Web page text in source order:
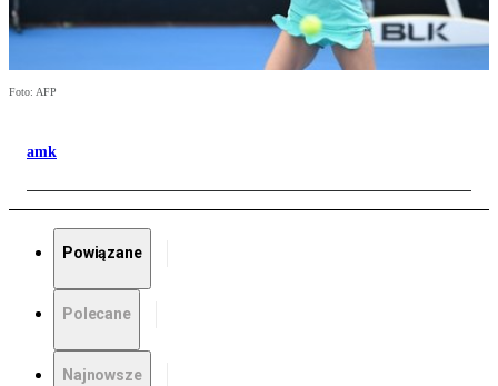
Foto: AFP
amk
Powiązane
Polecane
Najnowsze